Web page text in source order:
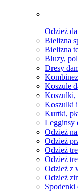
Odzież
Bielizna
Bielizna
Bluzy,
Dresy
Koszule
Koszulki,
Koszulki
Kurtki,
Legginsy
Odzież
Odzież
Odzież
Odzież
Odzież z
Odzież
Spodenki